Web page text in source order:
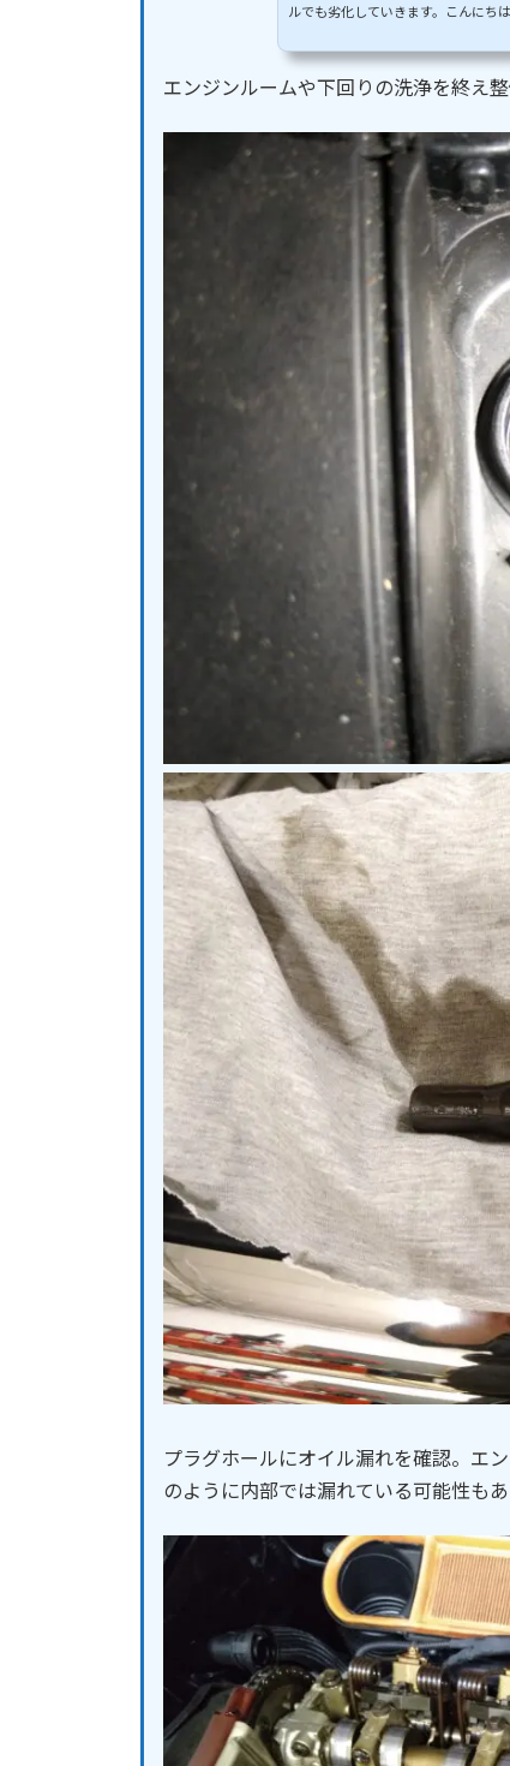
ルでも劣化していきます。こんにち
マやCVTに使用するATF・CVTF、
ジンオイルの無交換車両なんかは聞
たりします。欧州車には結構交...
エンジンルームや下回りの洗浄を終え
プラグホールにオイル漏れを確認。エ
のように内部では漏れている可能性も